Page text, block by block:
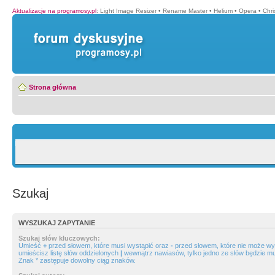
Aktualizacje na programosy.pl: Light Image Resizer • Rename Master • Helium • Opera •
Strona główna
Szukaj
WYSZUKAJ ZAPYTANIE
Szukaj słów kluczowych:
Umieść + przed słowem, które musi wystąpić oraz - przed słowem, które nie może
umieścisz listę słów oddzielonych | wewnątrz nawiasów, tylko jedno ze słów będzie
Znak * zastępuje dowolny ciąg znaków.